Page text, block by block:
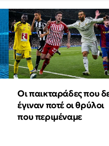
Οι παικταράδες που
έγιναν ποτέ οι θρύλοι
που περιμέναμε